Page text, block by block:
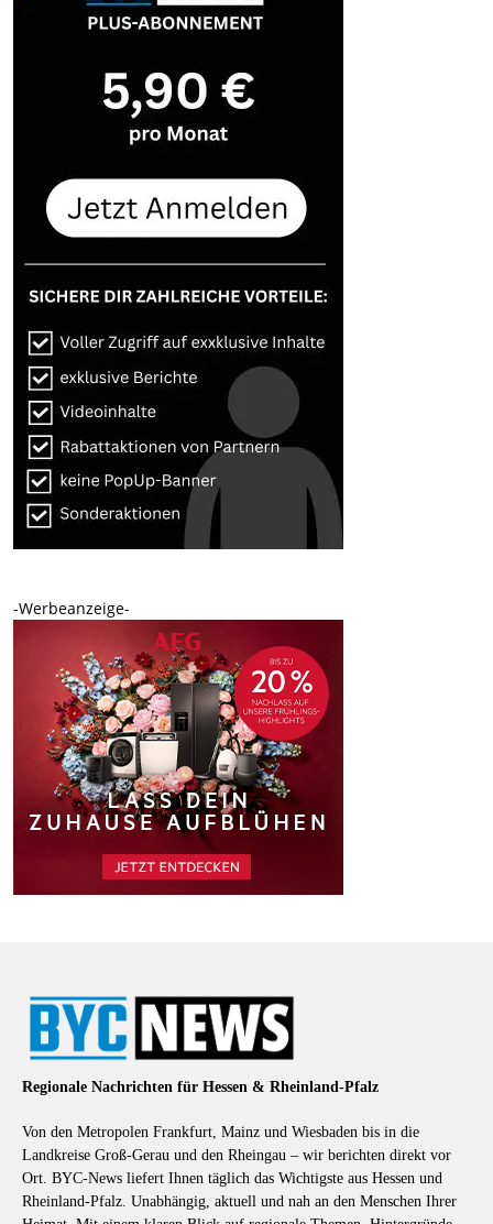
-Werbeanzeige-
Regionale Nachrichten für Hessen & Rheinland-Pfalz
Von den Metropolen Frankfurt, Mainz und Wiesbaden bis in die
Landkreise Groß-Gerau und den Rheingau – wir berichten direkt vor
Ort. BYC-News liefert Ihnen täglich das Wichtigste aus Hessen und
Rheinland-Pfalz. Unabhängig, aktuell und nah an den Menschen Ihrer